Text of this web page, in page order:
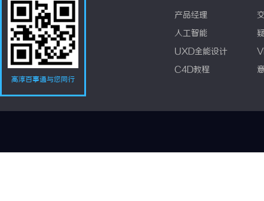
高淳百事通与您同行
产品经理
人工智能
UXD全能设计
C4D教程